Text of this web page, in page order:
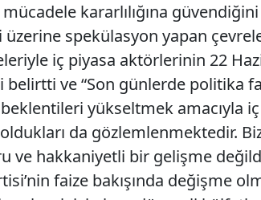
kararlılığına
spekülasyon yapan
iç piyasa aktörlerinin 22
ve “Son günlerde politika
yükseltmek amacıyla
da gözlemlenmektedir.
ve hakkaniyetli bir gelişme
faize bakışında değişme